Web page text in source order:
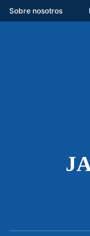
Sobre nosotros